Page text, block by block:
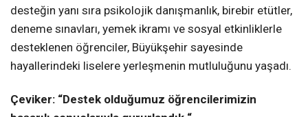
desteğin yanı sıra psikolojik danışmanlık, birebir etütler,
deneme sınavları, yemek ikramı ve sosyal etkinliklerle
desteklenen öğrenciler, Büyükşehir sayesinde
hayallerindeki liselere yerleşmenin mutluluğunu yaşadı.
Çeviker: “Destek olduğumuz öğrencilerimizin